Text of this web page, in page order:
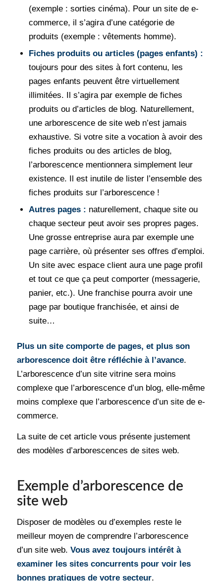
(exemple : sorties cinéma). Pour un site de e-
commerce, il s’agira d’une catégorie de
produits (exemple : vêtements homme).
Fiches produits ou articles (pages enfants) :
toujours pour des sites à fort contenu, les
pages enfants peuvent être virtuellement
illimitées. Il s’agira par exemple de fiches
produits ou d’articles de blog. Naturellement,
une arborescence de site web n’est jamais
exhaustive. Si votre site a vocation à avoir des
fiches produits ou des articles de blog,
l’arborescence mentionnera simplement leur
existence. Il est inutile de lister l’ensemble des
fiches produits sur l’arborescence !
Autres pages : naturellement, chaque site ou
chaque secteur peut avoir ses propres pages.
Une grosse entreprise aura par exemple une
page carrière, où présenter ses offres d’emploi.
Un site avec espace client aura une page profil
et tout ce que ça peut comporter (messagerie,
panier, etc.). Une franchise pourra avoir une
page par boutique franchisée, et ainsi de
suite…
Plus un site comporte de pages, et plus son
arborescence doit être réfléchie à l’avance.
L’arborescence d’un site vitrine sera moins
complexe que l’arborescence d’un blog, elle-même
moins complexe que l’arborescence d’un site de e-
commerce.
La suite de cet article vous présente justement
des modèles d’arborescences de sites web.
Exemple d’arborescence de
site web
Disposer de modèles ou d’exemples reste le
meilleur moyen de comprendre l’arborescence
d’un site web. Vous avez toujours intérêt à
examiner les sites concurrents pour voir les
bonnes pratiques de votre secteur.